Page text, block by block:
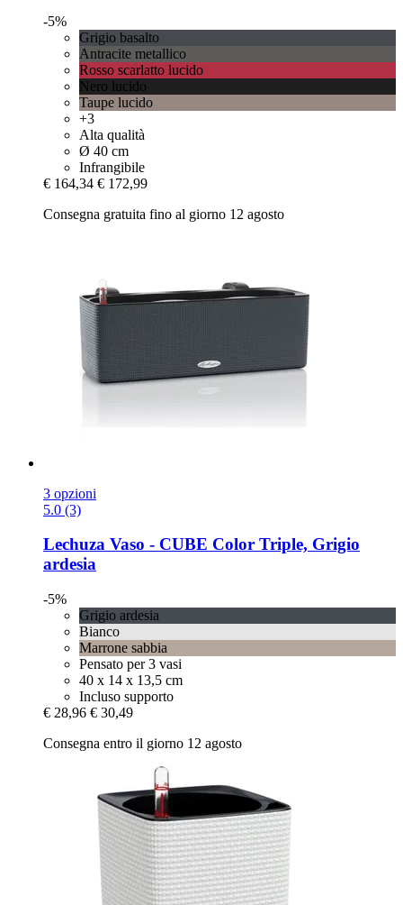
-5%
Grigio basalto
Antracite metallico
Rosso scarlatto lucido
Nero lucido
Taupe lucido
+3
Alta qualità
Ø 40 cm
Infrangibile
€ 164,34 € 172,99
Consegna gratuita fino al giorno 12 agosto
3 opzioni
5.0 (3)
Lechuza Vaso -​ CUBE Color Triple, Grigio
ardesia
-5%
Grigio ardesia
Bianco
Marrone sabbia
Pensato per 3 vasi
40 x 14 x 13,5 cm
Incluso supporto
€ 28,96 € 30,49
Consegna entro il giorno 12 agosto